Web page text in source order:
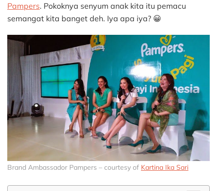
Pampers. Pokoknya senyum anak kita itu pemacu
semangat kita banget deh. Iya apa iya? 😀
Brand Ambassador Pampers – courtesy of Kartina Ika Sari